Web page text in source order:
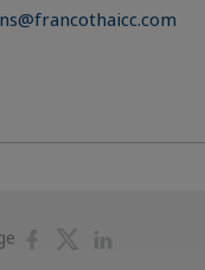
PartagerPartager